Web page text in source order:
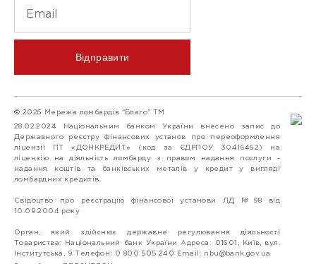
Відправити
© 2026 Мережа ломбардів "Благо" ТМ
28.02.2024 Національним банком України внесено запис до
Державного реєстру фінансових установ про переоформлення
ліцензії ПТ «ДОНКРЕДИТ» (код за ЄДРПОУ 30416462) на
ліцензію на діяльність ломбарду з правом надання послуги -
надання коштів та банківських металів у кредит у вигляді
ломбардних кредитів.
Свідоцтво про реєстрацію фінансової установи ЛД №98 від
10.09.2004 року
Орган, який здійснює державне регулювання діяльності
Товариства: Національний банк України Адреса: 01601, Київ, вул.
Інститутська, 9 Телефон: 0 800 505 240 Email: nbu@bank.gov.ua